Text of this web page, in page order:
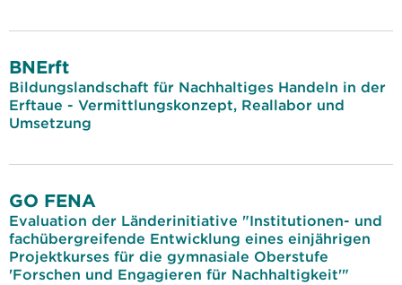
BNErft
Bildungslandschaft für Nachhaltiges Handeln in der
Erftaue - Vermittlungskonzept, Reallabor und
Umsetzung
GO FENA
Evaluation der Länderinitiative "Institutionen- und
fachübergreifende Entwicklung eines einjährigen
Projektkurses für die gymnasiale Oberstufe
'Forschen und Engagieren für Nachhaltigkeit'"